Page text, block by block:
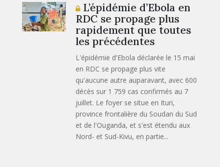
L’épidémie d’Ebola en
RDC se propage plus
rapidement que toutes
les précédentes
L'épidémie d'Ebola déclarée le 15 mai
en RDC se propage plus vite
qu'aucune autre auparavant, avec 600
décès sur 1 759 cas confirmés au 7
juillet. Le foyer se situe en Ituri,
province frontalière du Soudan du Sud
et de l'Ouganda, et s'est étendu aux
Nord- et Sud-Kivu, en partie...